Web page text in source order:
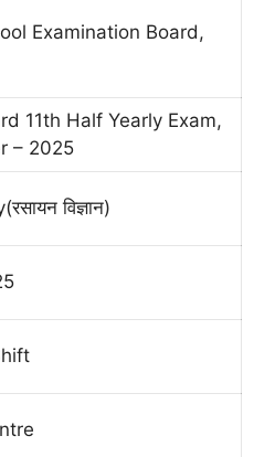
Examination Board,
11th Half Yearly Exam,
– 2025
विज्ञान)